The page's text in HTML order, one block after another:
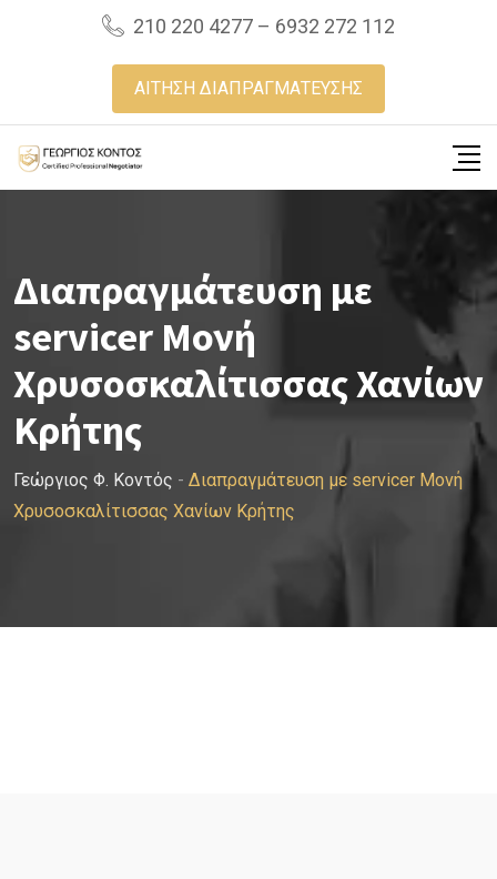
210 220 4277 – 6932 272 112
ΑΙΤΗΣΗ ΔΙΑΠΡΑΓΜΑΤΕΥΣΗΣ
Διαπραγμάτευση με
servicer Μονή
Χρυσοσκαλίτισσας Χανίων
Κρήτης
Γεώργιος Φ. Κοντός - Διαπραγμάτευση με servicer Μονή
Χρυσοσκαλίτισσας Χανίων Κρήτης